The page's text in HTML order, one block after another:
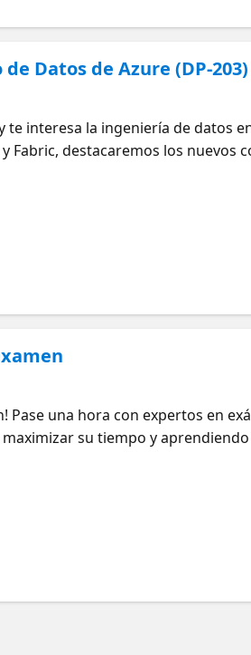
Datos de Azure (DP-
te interesa la ingeniería de datos
Fabric, destacaremos los nuevos
para la sesión de
Pase una hora con expertos en
su tiempo y